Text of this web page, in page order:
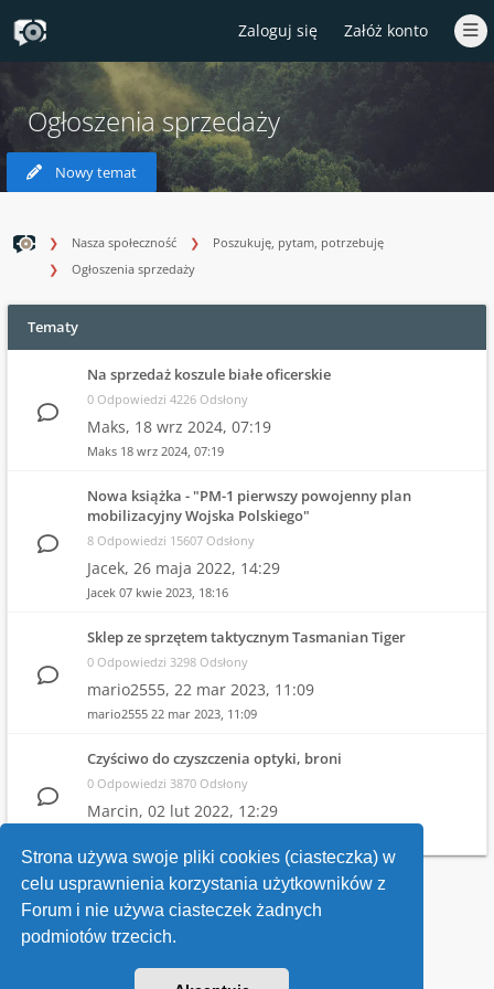
Strona używa swoje pliki cookies (ciasteczka) w
celu usprawnienia korzystania użytkowników z
Forum i nie używa ciasteczek żadnych
podmiotów trzecich.
Zaloguj się Załóż konto
Ogłoszenia sprzedaży
Nowy temat
Nasza społeczność
Poszukuję, pytam, potrzebuję
Ogłoszenia sprzedaży
Tematy
Na sprzedaż koszule białe oficerskie
0 Odpowiedzi 4226 Odsłony
Maks, 18 wrz 2024, 07:19
Maks 18 wrz 2024, 07:19
Nowa książka - "PM-1 pierwszy powojenny plan
mobilizacyjny Wojska Polskiego"
8 Odpowiedzi 15607 Odsłony
Jacek, 26 maja 2022, 14:29
Jacek 07 kwie 2023, 18:16
Sklep ze sprzętem taktycznym Tasmanian Tiger
0 Odpowiedzi 3298 Odsłony
mario2555, 22 mar 2023, 11:09
mario2555 22 mar 2023, 11:09
Czyściwo do czyszczenia optyki, broni
0 Odpowiedzi 3870 Odsłony
Marcin, 02 lut 2022, 12:29
Wróć do wykazu forów